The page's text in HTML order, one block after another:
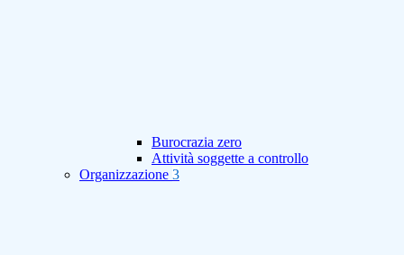
Burocrazia zero
Attività soggette a controllo
Organizzazione 3